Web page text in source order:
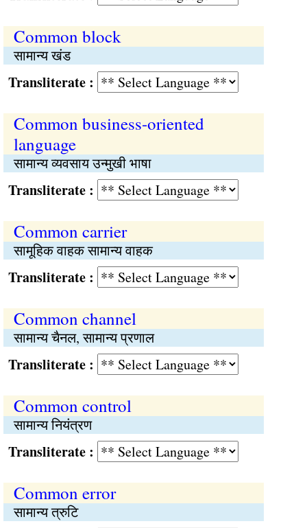
Common block
सामान्य खंड
:
Common business-oriented
language
सामान्य व्यवसाय उन्मुखी भाषा
:
Common carrier
सामूहिक वाहक सामान्य वाहक
:
Common channel
सामान्य चैनल, सामान्य प्रणाल
:
Common control
सामान्य नियंत्रण
:
Common error
सामान्य त्रुटि